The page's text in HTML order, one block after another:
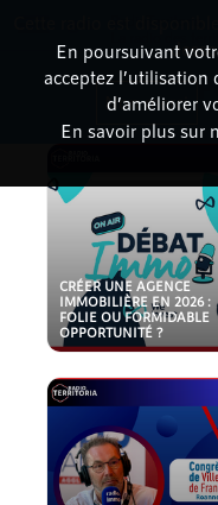
CRÉER UNE AGENCE
IMMOBILIÈRE EN 2026 :
FOLIE OU FORMIDABLE
OPPORTUNITÉ ?
En poursuivant
acceptez l’utilisation
d’améliorer
En savoir plus sur
Non merci